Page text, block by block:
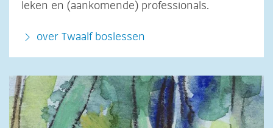
leken en (aankomende) professionals.
over Twaalf boslessen